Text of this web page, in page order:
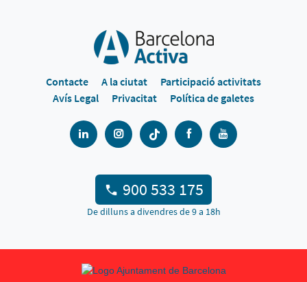
Contacte A la ciutat
Participació activitats
Avís Legal
Privacitat Política de galetes
900 533 175
De dilluns a divendres de 9 a 18h